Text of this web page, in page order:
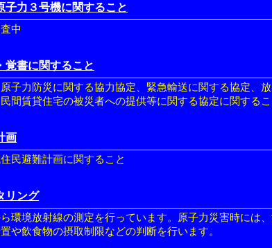
子力３号機に関すること
中
覚書に関すること
子力防災に関する協力協定、緊急輸送に関する協定、
間賃貸住宅の被災者への提供等に関する協定に関するこ
画
民避難計画に関すること
リング
環境放射線の測定を行っています。原子力災害時には
や飲食物の摂取制限などの判断を行います。